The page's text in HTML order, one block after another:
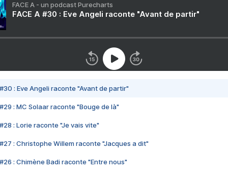
FACE A - un podcast Purecharts
FACE A #30 : Eve Angeli raconte "Avant de partir"
#30 : Eve Angeli raconte "Avant de partir"
#29 : MC Solaar raconte "Bouge de là"
#28 : Lorie raconte "Je vais vite"
#27 : Christophe Willem raconte "Jacques a dit"
#26 : Chimène Badi raconte "Entre nous"